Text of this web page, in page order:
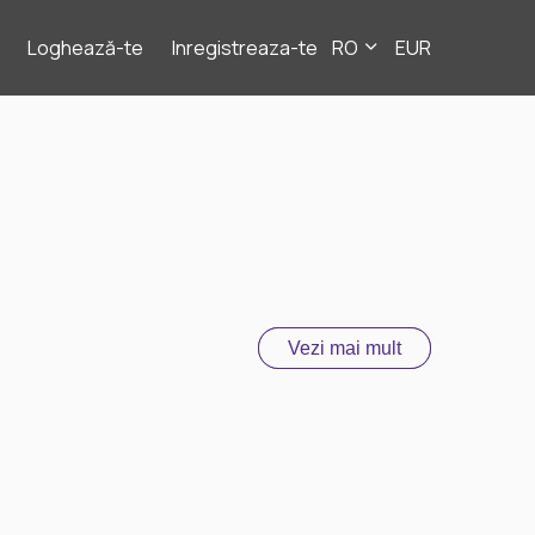
Loghează-te Inregistreaza-te RO EUR
Vezi mai mult